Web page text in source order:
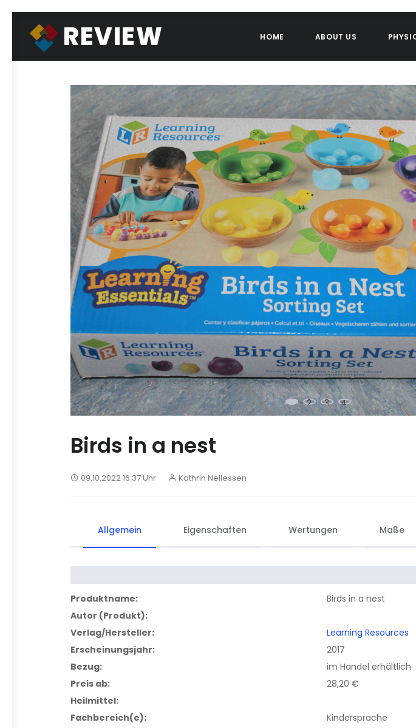
REVIEW HOME ABOUT US
Birds in a nest
09.10.2022 16:37 Uhr Kathrin Nellessen
Allgemein Eigenschaften Wertungen Maße
Produktname:
Birds in a nest
Autor (Produkt):
Verlag/Hersteller:
Learning Resources
Erscheinungsjahr:
2017
Bezug:
im Handel erhältlich
Preis ab:
28,20 €
Heilmittel:
Fachbereich(e):
Kindersprache